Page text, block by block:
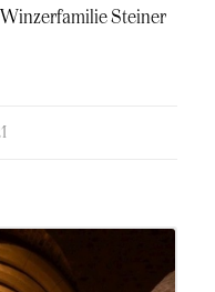
Steiner